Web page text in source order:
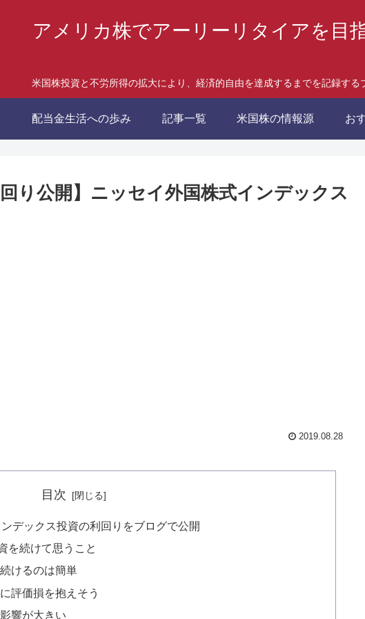
アメリカ株でアーリーリタイアを目
米国株投資と不労所得の拡大により、経済的自由を達成するまでを記録する
配当金生活への歩み 記事一覧 米国株の情報源 お
り公開】ニッセイ外国株式インデックス
2019.08.28
目次
デックス投資の利回りをブログで公開
を続けて思うこと
けるのは簡単
評価損を抱えそう
響が大きい